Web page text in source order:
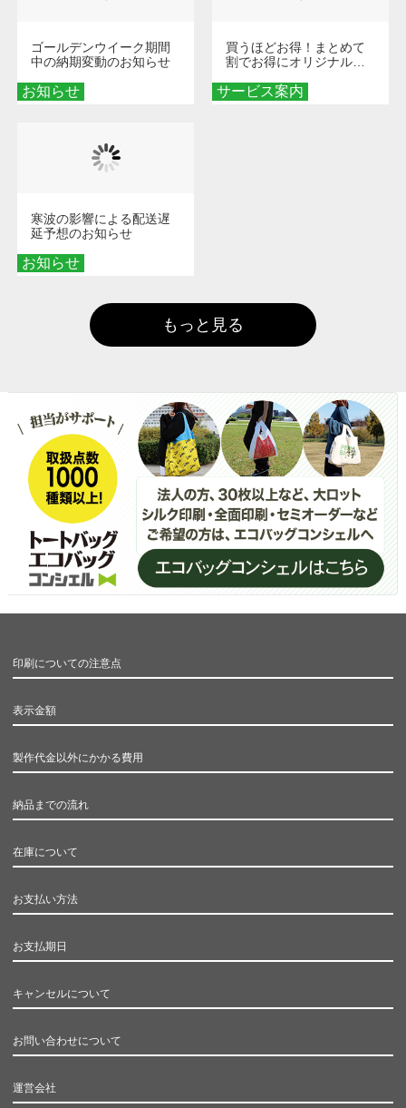
お知らせ
ゴールデンウイーク期間
中の納期変動のお知らせ
サービス案内
買うほどお得！まとめて
割でお得にオリジナルグ
お知らせ
寒波の影響による配送遅
延予想のお知らせ
もっと見る
印刷についての注意点
表示金額
製作代金以外にかかる費用
納品までの流れ
在庫について
お支払い方法
お支払期日
キャンセルについて
お問い合わせについて
運営会社